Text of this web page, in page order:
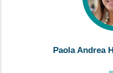
Paola Andrea